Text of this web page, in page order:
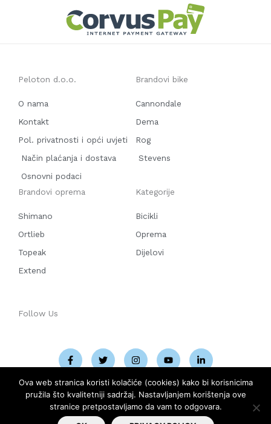
Peloton d.o.o.
O nama
Kontakt
Pol. privatnosti i opći uvjeti
Način plaćanja i dostava
Osnovni podaci
Brandovi bike
Cannondale
Dema
Rog
Stevens
Brandovi oprema
Shimano
Ortlieb
Topeak
Extend
Kategorije
Bicikli
Oprema
Dijelovi
Follow Us
c
e
b
o
o
k
-
f
i
t
t
e
r
s
t
a
g
r
a
m
u
t
u
b
e
n
k
e
d
n
-
i
COPYRIGHT © 2026PELOTON BIKE SHOP|
Ova web stranica koristi kolačiće (cookies) kako bi korisnicima
pružila što kvalitetniji sadržaj. Nastavljanjem korištenja ove
stranice pretpostavljamo da vam to odgovara.